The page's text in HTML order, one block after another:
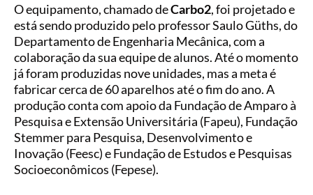
O equipamento, chamado deCarbo2, foi projetado e
está sendo produzido pelo professor Saulo Güths, do
Departamento de Engenharia Mecânica, com a
colaboração da sua equipe de alunos. Até o momento
já foram produzidas nove unidades, mas a meta é
fabricar cerca de 60 aparelhos até o fim do ano. A
produção conta com apoio da Fundação de Amparo à
Pesquisa e Extensão Universitária (Fapeu), Fundação
Stemmer para Pesquisa, Desenvolvimento e
Inovação (Feesc) e Fundação de Estudos e Pesquisas
Socioeconômicos (Fepese).